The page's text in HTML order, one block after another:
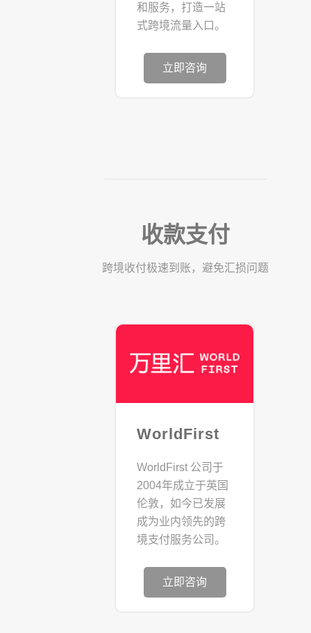
和服务，打造一站
式跨境流量入口。
立即咨询
收款支付
跨境收付极速到账，避免汇损问题
WorldFirst
WorldFirst 公司于
2004年成立于英国
伦敦，如今已发展
成为业内领先的跨
境支付服务公司。
立即咨询